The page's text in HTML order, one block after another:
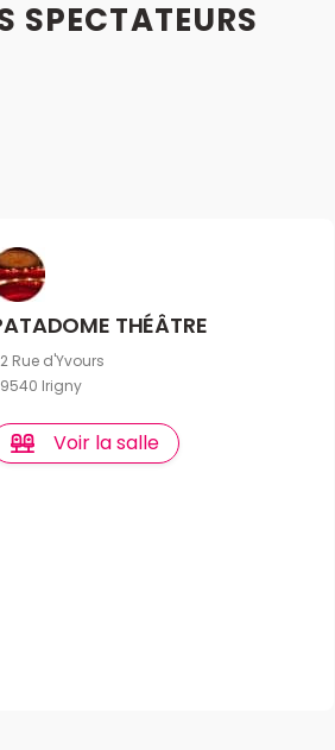
SPECTATEURS
THÉÂTRE
Rue d'Yvours
Irigny
Voir la salle